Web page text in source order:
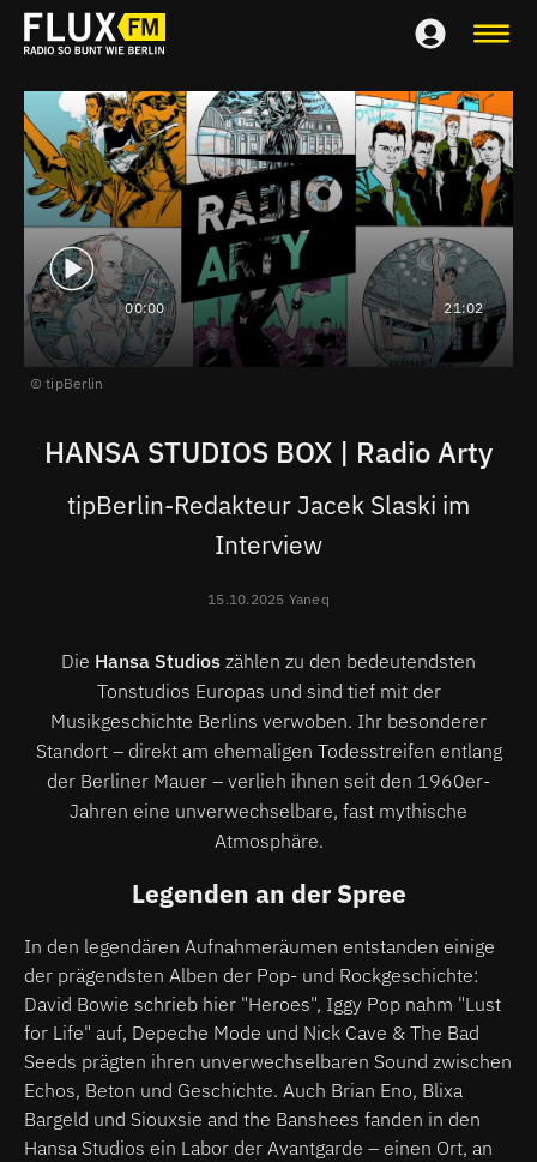
00:00 21:02
tipBerlin
HANSA STUDIOS BOX | Radio Arty
tipBerlin-Redakteur Jacek Slaski im
Interview
15.10.2025 Yaneq
Die Hansa Studios zählen zu den bedeutendsten
Tonstudios Europas und sind tief mit der
Musikgeschichte Berlins verwoben. Ihr besonderer
Standort – direkt am ehemaligen Todesstreifen entlang
der Berliner Mauer – verlieh ihnen seit den 1960er-
Jahren eine unverwechselbare, fast mythische
Atmosphäre.
Legenden an der Spree
In den legendären Aufnahmeräumen entstanden einige
der prägendsten Alben der Pop- und Rockgeschichte:
David Bowie schrieb hier "Heroes", Iggy Pop nahm "Lust
for Life" auf, Depeche Mode und Nick Cave & The Bad
Seeds prägten ihren unverwechselbaren Sound zwischen
Echos, Beton und Geschichte. Auch Brian Eno, Blixa
Bargeld und Siouxsie and the Banshees fanden in den
Hansa Studios ein Labor der Avantgarde – einen Ort, an